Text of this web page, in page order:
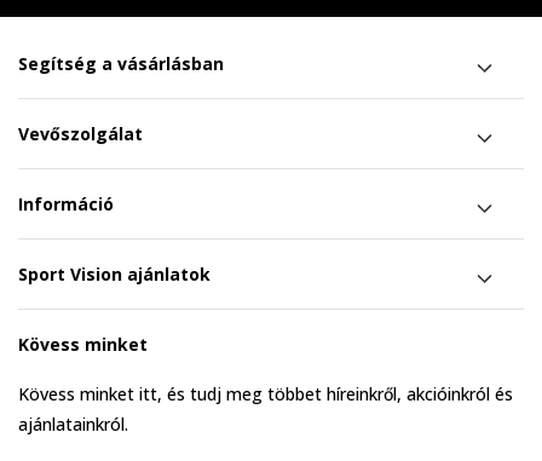
Segítség a vásárlásban
Vevőszolgálat
Információ
Sport Vision ajánlatok
Kövess minket
Kövess minket itt, és tudj meg többet híreinkről, akcióinkról és
ajánlatainkról.